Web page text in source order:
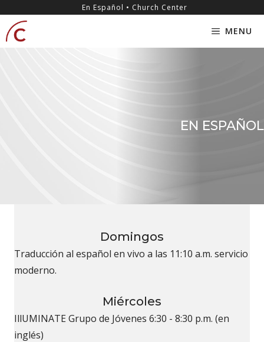
content
En Español • Church Center
MENU
EN ESPAÑOL
Domingos
Traducción al español en vivo a las 11:10 a.m. servicio
moderno.
Miércoles
IllUMINATE Grupo de Jóvenes 6:30 - 8:30 p.m. (en
inglés)